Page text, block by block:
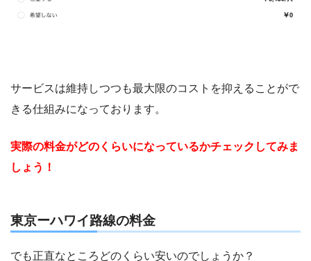
サービスは維持しつつも最大限のコストを抑えることがで
きる仕組みになっております。
実際の料金がどのくらいになっているかチェックしてみま
しょう！
東京ーハワイ路線の料金
でも正直なところどのくらい安いのでしょうか？